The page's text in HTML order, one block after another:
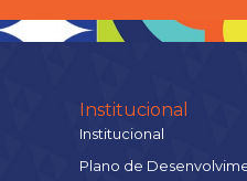
Institucional
Institucional
Plano de